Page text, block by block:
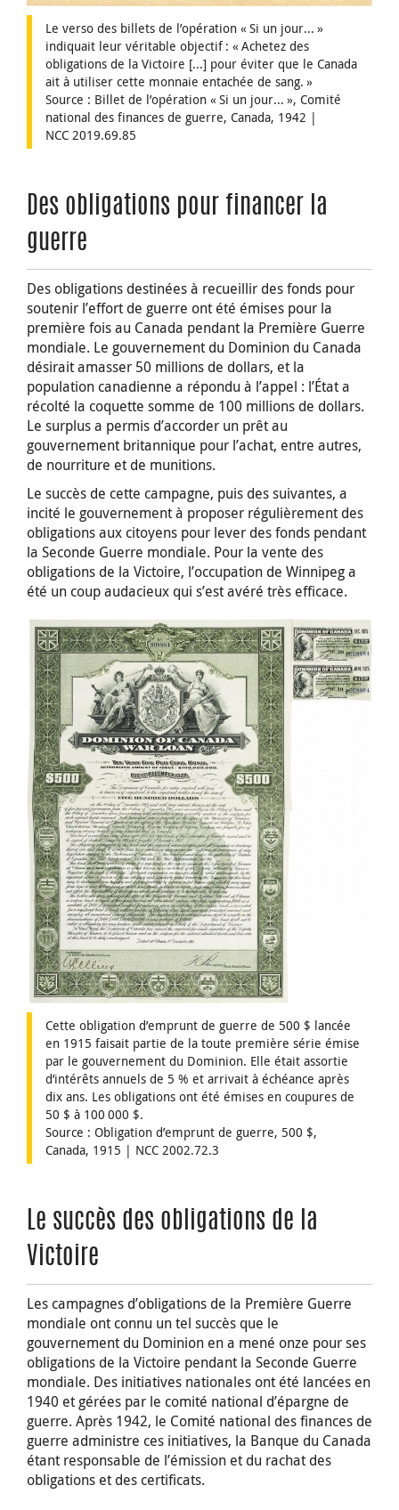
Le verso des billets de l’opération « Si un jour... »
indiquait leur véritable objectif : « Achetez des
obligations de la Victoire [...] pour éviter que le Canada
ait à utiliser cette monnaie entachée de sang. »
Source : Billet de l’opération « Si un jour... », Comité
national des finances de guerre, Canada, 1942 |
NCC 2019.69.85
Des obligations pour financer la
guerre
Des obligations destinées à recueillir des fonds pour
soutenir l’effort de guerre ont été émises pour la
première fois au Canada pendant la Première Guerre
mondiale. Le gouvernement du Dominion du Canada
désirait amasser 50 millions de dollars, et la
population canadienne a répondu à l’appel : l’État a
récolté la coquette somme de 100 millions de dollars.
Le surplus a permis d’accorder un prêt au
gouvernement britannique pour l’achat, entre autres,
de nourriture et de munitions.
Le succès de cette campagne, puis des suivantes, a
incité le gouvernement à proposer régulièrement des
obligations aux citoyens pour lever des fonds pendant
la Seconde Guerre mondiale. Pour la vente des
obligations de la Victoire, l’occupation de Winnipeg a
été un coup audacieux qui s’est avéré très efficace.
Cette obligation d’emprunt de guerre de 500 $ lancée
en 1915 faisait partie de la toute première série émise
par le gouvernement du Dominion. Elle était assortie
d’intérêts annuels de 5 % et arrivait à échéance après
dix ans. Les obligations ont été émises en coupures de
50 $ à 100 000 $.
Source : Obligation d’emprunt de guerre, 500 $,
Canada, 1915 | NCC 2002.72.3
Le succès des obligations de la
Victoire
Les campagnes d’obligations de la Première Guerre
mondiale ont connu un tel succès que le
gouvernement du Dominion en a mené onze pour ses
obligations de la Victoire pendant la Seconde Guerre
mondiale. Des initiatives nationales ont été lancées en
1940 et gérées par le comité national d’épargne de
guerre. Après 1942, le Comité national des finances de
guerre administre ces initiatives, la Banque du Canada
étant responsable de l’émission et du rachat des
obligations et des certificats.